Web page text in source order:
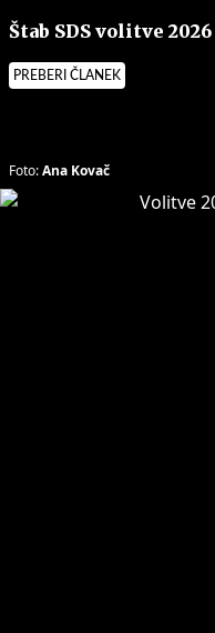
Štab SDS volitve 2026
PREBERI ČLANEK
Foto:Ana Kovač